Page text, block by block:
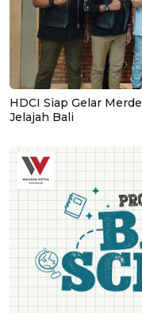
HDCI Siap Gelar
Jelajah Bali